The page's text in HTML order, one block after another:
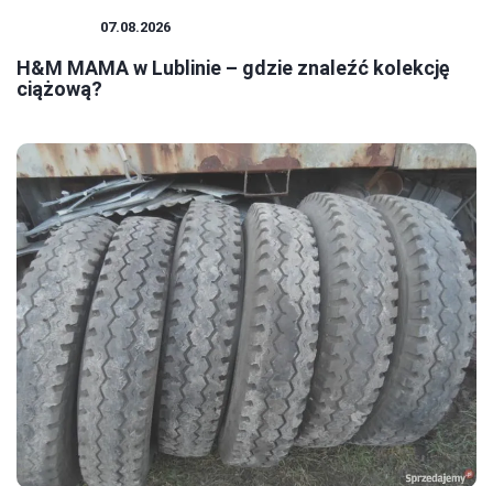
07.08.2026
H&M MAMA w Lublinie – gdzie znaleźć kolekcję
ciążową?